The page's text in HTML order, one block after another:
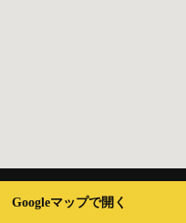
Googleマップで開く